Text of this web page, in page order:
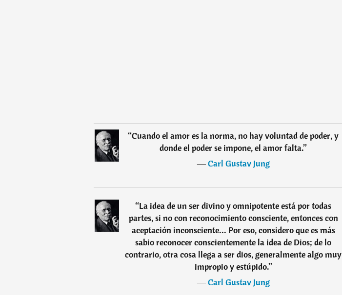
“Cuando el amor es la norma, no hay voluntad de poder, y
donde el poder se impone, el amor falta.”
―Carl Gustav Jung
“La idea de un ser divino y omnipotente está por todas
partes, si no con reconocimiento consciente, entonces con
aceptación inconsciente... Por eso, considero que es más
sabio reconocer conscientemente la idea de Dios; de lo
contrario, otra cosa llega a ser dios, generalmente algo muy
impropio y estúpido.”
―Carl Gustav Jung